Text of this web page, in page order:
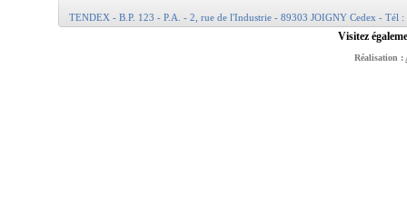
TENDEX - B.P. 123 - P.A. - 2, rue de l'Industrie - 89303 JOIGNY Cedex - Tél
Visitez
Réalisation :